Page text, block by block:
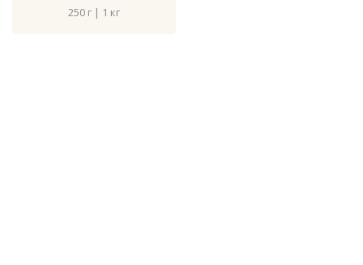
250 г | 1 кг